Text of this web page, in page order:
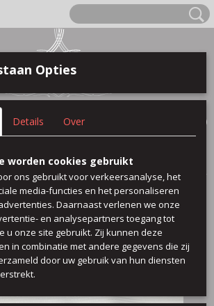
(0)
>Bomlu
Opties
Details Over
worden cookies gebruikt
ons gebruikt voor verkeersanalyse, het
media-functies en het personaliseren
Daarnaast verlenen we onze
en analysepartners toegang tot
u onze site gebruikt. Zij kunnen deze
in combinatie met andere gegevens die zij
door uw gebruik van hun diensten